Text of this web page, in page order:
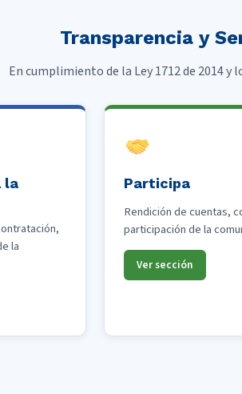
Transparencia y
En cumplimiento de la Ley 1712 de 2014
la
la
Participa
Rendición de cuentas,
participación de la
Ver sección